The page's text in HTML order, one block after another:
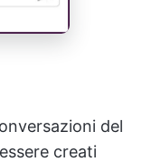
del
creati